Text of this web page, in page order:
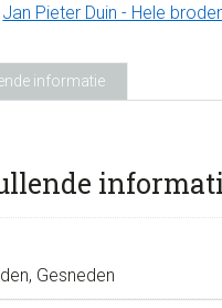
Jan Pieter Duin - Hele
informatie
Gesneden